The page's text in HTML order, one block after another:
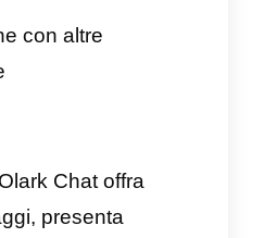
e svantaggi di
Olark è un’app
interessante e